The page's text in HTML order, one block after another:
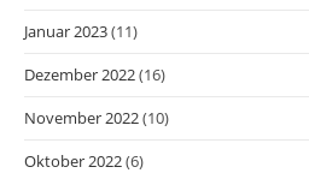
Januar 2023(11)
Dezember 2022(16)
November 2022(10)
Oktober 2022(6)